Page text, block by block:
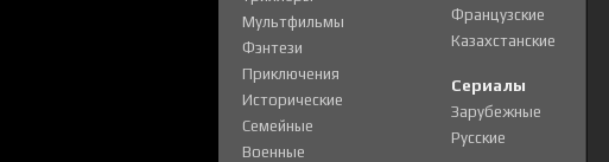
Мультфильмы
Фэнтези
Приключения
Исторические
Семейные
Военные
Французские
Казахстанские
Сериалы
Зарубежные
Русские